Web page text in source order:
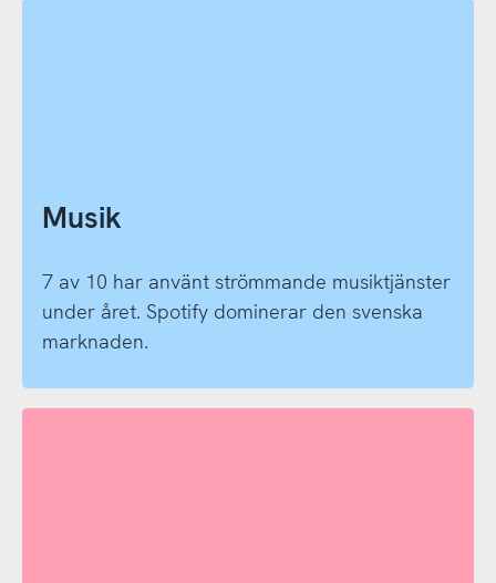
Musik
7 av 10 har använt strömmande musiktjänster
under året. Spotify dominerar den svenska
marknaden.